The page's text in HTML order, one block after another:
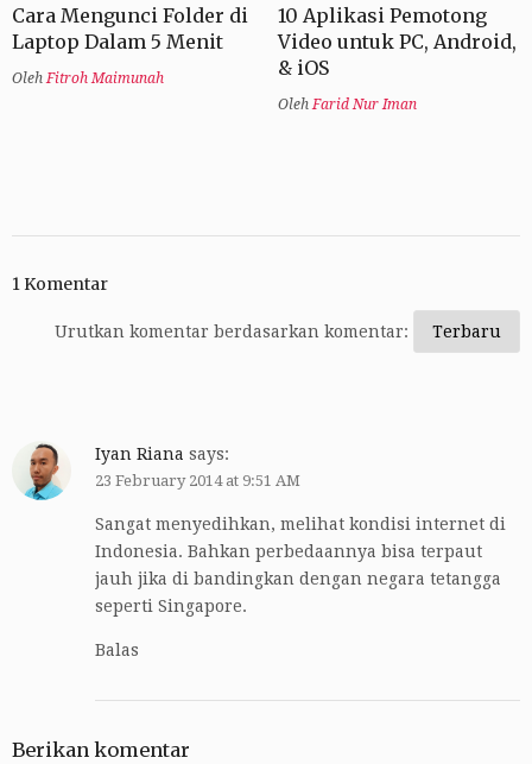
Cara Mengunci Folder di
Laptop Dalam 5 Menit
OlehFitroh Maimunah
10 Aplikasi Pemotong
Video untuk PC, Android,
& iOS
OlehFarid Nur Iman
1 Komentar
Urutkan komentar berdasarkan komentar:
Iyan Riana says:
23 February 2014 at 9:51 AM
Sangat menyedihkan, melihat kondisi internet di
Indonesia. Bahkan perbedaannya bisa terpaut
jauh jika di bandingkan dengan negara tetangga
seperti Singapore.
Balas
Berikan komentar